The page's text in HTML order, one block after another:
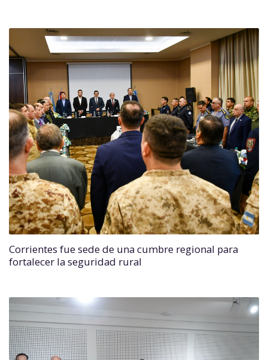
Corrientes fue sede de una cumbre regional para
fortalecer la seguridad rural